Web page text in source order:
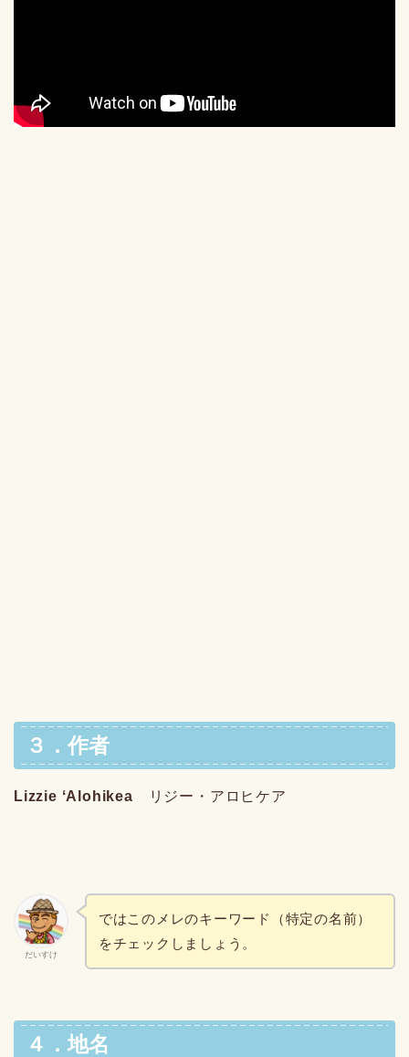
３．作者
Lizzie ʻAlohikea リジー・アロヒケア
だいすけ
ではこのメレのキーワード（特定の名前）
をチェックしましょう。
４．地名